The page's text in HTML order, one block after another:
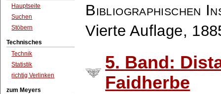
Hauptseite
Suchen
Stöbern
Technisches
Technik
Statistik
richtig Verlinken
zum Meyers
Bibliographischen
Vierte Auflage,
5. Band:
Faidherbe